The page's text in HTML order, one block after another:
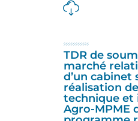
TDR de
marché
d’un cabinet
réalisation
technique et
Agro-MPME